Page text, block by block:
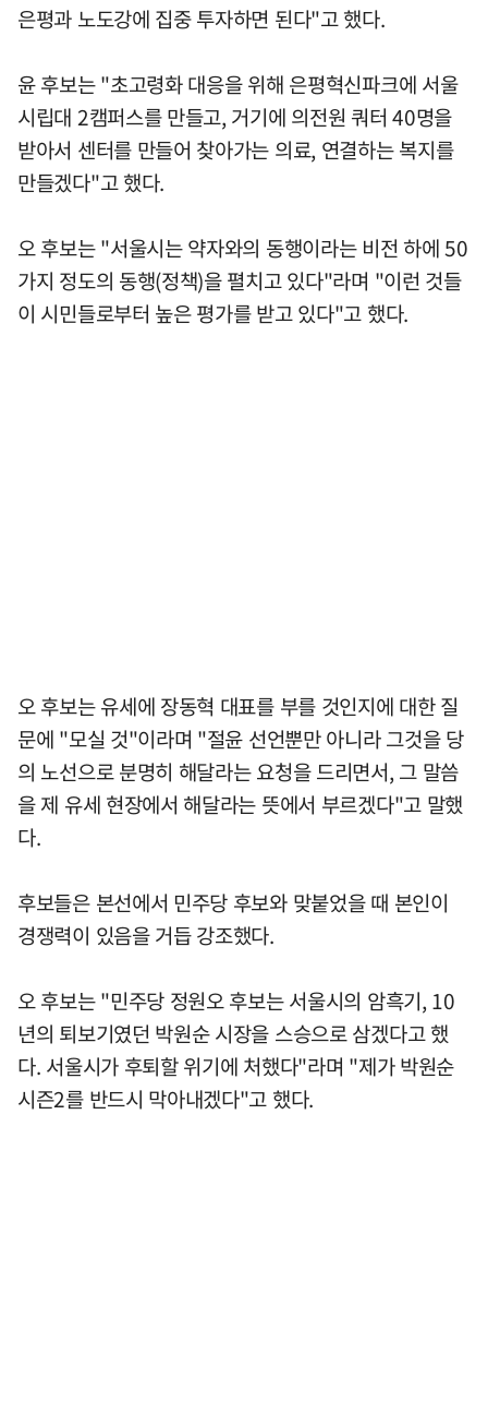
은평과 노도강에 집중 투자하면 된다"고 했다.
윤 후보는 "초고령화 대응을 위해 은평혁신파크에 서울
시립대 2캠퍼스를 만들고, 거기에 의전원 쿼터 40명을
받아서 센터를 만들어 찾아가는 의료, 연결하는 복지를
만들겠다"고 했다.
오 후보는 "서울시는 약자와의 동행이라는 비전 하에 50
가지 정도의 동행(정책)을 펼치고 있다"라며 "이런 것들
이 시민들로부터 높은 평가를 받고 있다"고 했다.
오 후보는 유세에 장동혁 대표를 부를 것인지에 대한 질
문에 "모실 것"이라며 "절윤 선언뿐만 아니라 그것을 당
의 노선으로 분명히 해달라는 요청을 드리면서, 그 말씀
을 제 유세 현장에서 해달라는 뜻에서 부르겠다"고 말했
다.
후보들은 본선에서 민주당 후보와 맞붙었을 때 본인이
경쟁력이 있음을 거듭 강조했다.
오 후보는 "민주당 정원오 후보는 서울시의 암흑기, 10
년의 퇴보기였던 박원순 시장을 스승으로 삼겠다고 했
다. 서울시가 후퇴할 위기에 처했다"라며 "제가 박원순
시즌2를 반드시 막아내겠다"고 했다.